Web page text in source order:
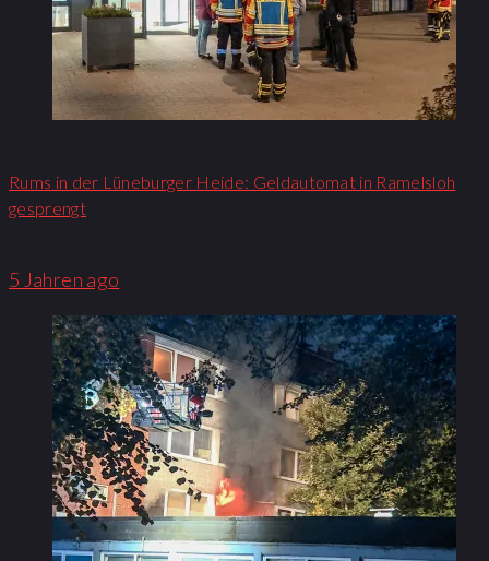
Rums in der Lüneburger Heide: Geldautomat in Ramelsloh
gesprengt
5 Jahren ago